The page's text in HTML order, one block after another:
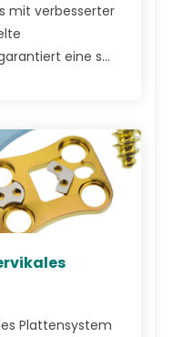
mit verbesserter
eine s...
Plattensystem